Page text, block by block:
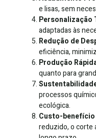
e lisas, sem
Personalização
adaptadas às
Redução de
eficiência,
Produção
quanto para
processos
ecológica.
Custo-benefício
reduzido, o corte